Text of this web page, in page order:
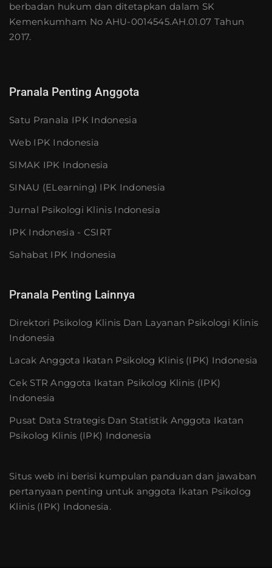
berbadan hukum dan ditetapkan dalam SK
Kemenkumham No AHU-0014545.AH.01.07 Tahun
2017.
Pranala Penting Anggota
Satu Pranala IPK Indonesia
Web IPK Indonesia
SIMAK IPK Indonesia
SINAU (eLearning) IPK Indonesia
Jurnal Psikologi Klinis Indonesia
IPK Indonesia - CSIRT
Sahabat IPK Indonesia
Pranala Penting Lainnya
Direktori Psikolog Klinis Dan Layanan Psikologi Klinis
Indonesia
Lacak Anggota Ikatan Psikolog Klinis (IPK) Indonesia
Cek STR Anggota Ikatan Psikolog Klinis (IPK)
Indonesia
Pusat Data Strategis Dan Statistik Anggota Ikatan
Psikolog Klinis (IPK) Indonesia
Situs web ini berisi kumpulan panduan dan jawaban
pertanyaan penting untuk anggota Ikatan Psikolog
Klinis (IPK) Indonesia.